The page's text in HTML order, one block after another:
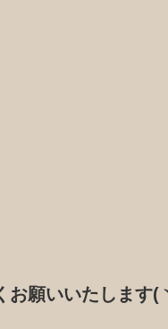
お願いいたします(